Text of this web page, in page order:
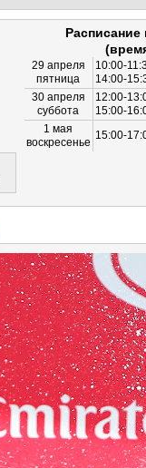
29 апреля
пятница
10:00-
14:00-
30 апреля
суббота
12:00-
15:00-
1 мая
воскресенье
15:00-